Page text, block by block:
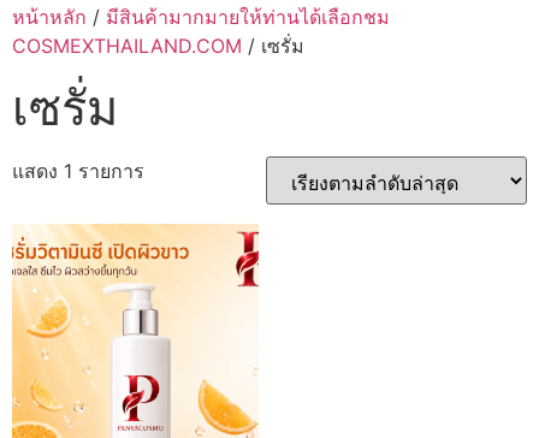
หน้าหลัก / มีสินค้ามากมายให้ท่านได้เลือกชม
COSMEXTHAILAND.COM / เซรั่ม
เซรั่ม
แสดง 1 รายการ